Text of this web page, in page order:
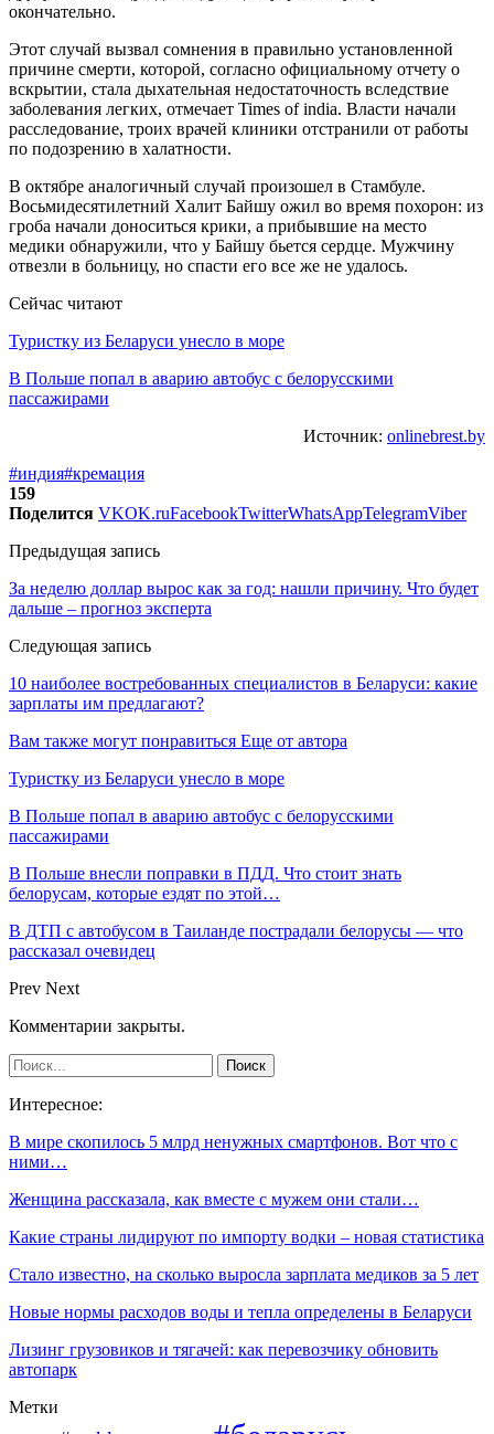
окончательно.
Этот случай вызвал сомнения в правильно установленной
причине смерти, которой, согласно официальному отчету о
вскрытии, стала дыхательная недостаточность вследствие
заболевания легких, отмечает Times of india. Власти начали
расследование, троих врачей клиники отстранили от работы
по подозрению в халатности.
В октябре аналогичный случай произошел в Стамбуле.
Восьмидесятилетний Халит Байшу ожил во время похорон: из
гроба начали доноситься крики, а прибывшие на место
медики обнаружили, что у Байшу бьется сердце. Мужчину
отвезли в больницу, но спасти его все же не удалось.
Сейчас читают
Туристку из Беларуси унесло в море
В Польше попал в аварию автобус с белорусскими
пассажирами
Источник: onlinebrest.by
#индия#кремация
159
Поделится VKOK.ruFacebookTwitterWhatsAppTelegramViber
Предыдущая запись
За неделю доллар вырос как за год: нашли причину. Что будет
дальше – прогноз эксперта
Следующая запись
10 наиболее востребованных специалистов в Беларуси: какие
зарплаты им предлагают?
Вам также могут понравиться Еще от автора
Туристку из Беларуси унесло в море
В Польше попал в аварию автобус с белорусскими
пассажирами
В Польше внесли поправки в ПДД. Что стоит знать
белорусам, которые ездят по этой…
В ДТП с автобусом в Таиланде пострадали белорусы — что
рассказал очевидец
Prev Next
Комментарии закрыты.
Интересное:
В мире скопилось 5 млрд ненужных смартфонов. Вот что с
ними…
Женщина рассказала, как вместе с мужем они стали…
Какие страны лидируют по импорту водки – новая статистика
Стало известно, на сколько выросла зарплата медиков за 5 лет
Новые нормы расходов воды и тепла определены в Беларуси
Лизинг грузовиков и тягачей: как перевозчику обновить
автопарк
Метки